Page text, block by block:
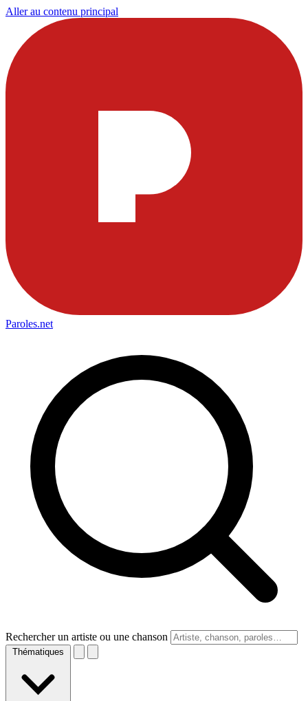
Aller au contenu principal
Paroles.net
Rechercher un artiste ou une chanson
Thématiques